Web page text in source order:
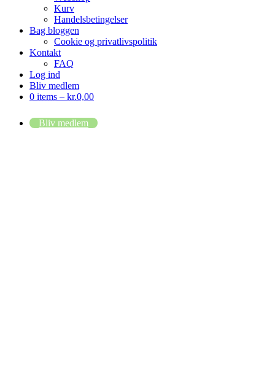
Kurv
Handelsbetingelser
Bag bloggen
Cookie og privatlivspolitik
Kontakt
FAQ
Log ind
Bliv medlem
0 items – kr.0,00
Bliv medlem